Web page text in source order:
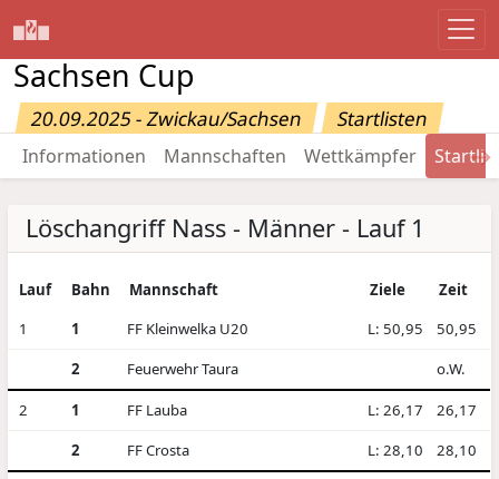
Sachsen Cup
20.09.2025 - Zwickau/Sachsen Startlisten
Informationen Mannschaften Wettkämpfer →
Löschangriff Nass - Männer - Lauf 1
Lauf Bahn Mannschaft Ziele
Zeit
1
1 FF Kleinwelka U20 L: 50,95
50,95
2
Feuerwehr Taura o.W.
2 1 FF Lauba L: 26,17
26,17
2
FF Crosta L: 28,10 28,10